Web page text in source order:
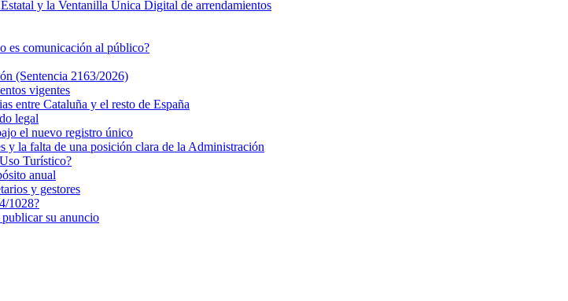
y la Ventanilla Única Digital de arrendamientos
es comunicación al público?
(Sentencia 2163/2026)
vigentes
entre Cataluña y el resto de España
legal
el nuevo registro único
y la falta de una posición clara de la Administración
Turístico?
anual
y gestores
1028?
su anuncio